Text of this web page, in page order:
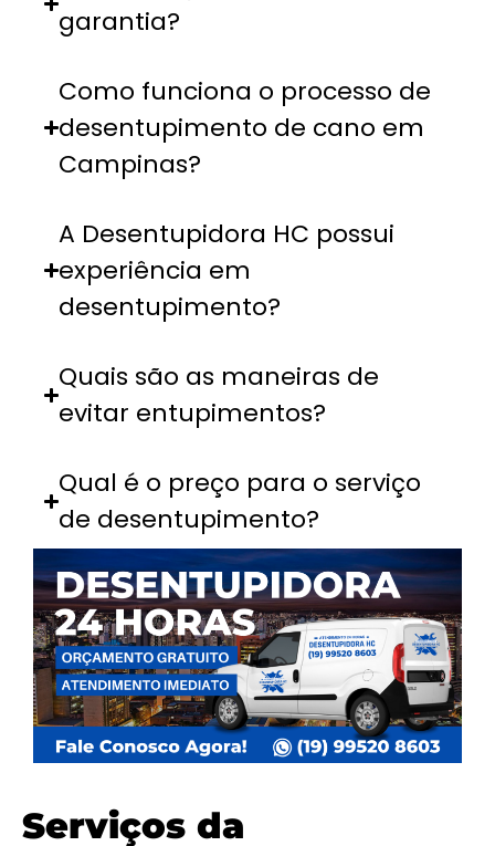
garantia?
Como funciona o processo de
desentupimento de cano em
Campinas?
A Desentupidora HC possui
experiência em
desentupimento?
Quais são as maneiras de
evitar entupimentos?
Qual é o preço para o serviço
de desentupimento?
Serviços da